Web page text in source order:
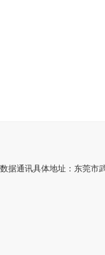
数据通讯具体地址：东莞市